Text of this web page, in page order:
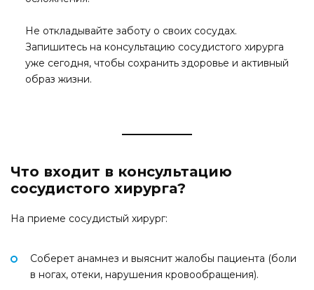
Не откладывайте заботу о своих сосудах.
Запишитесь на консультацию сосудистого хирурга
уже сегодня, чтобы сохранить здоровье и активный
образ жизни.
Что входит в консультацию
сосудистого хирурга?
На приеме сосудистый хирург:
Соберет анамнез и выяснит жалобы пациента (боли
в ногах, отеки, нарушения кровообращения).